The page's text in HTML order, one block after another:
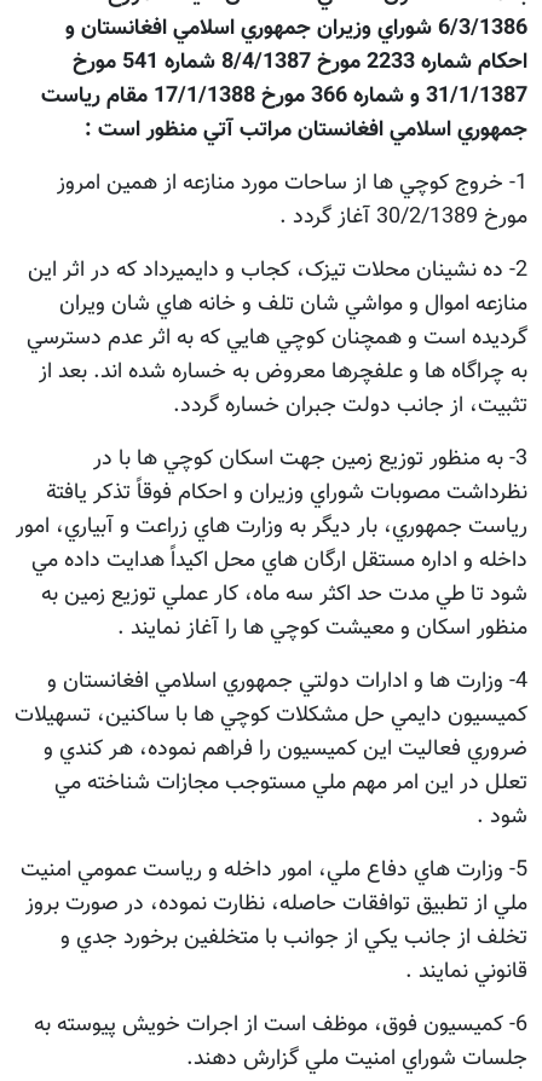
6/3/1386 شوراي وزيران جمهوري اسلامي افغانستان و
احکام شماره 2233 مورخ 8/4/1387 شماره 541 مورخ
31/1/1387 و شماره 366 مورخ 17/1/1388 مقام رياست
جمهوري اسلامي افغانستان مراتب آتي منظور است :
1- خروج کوچي ها از ساحات مورد منازعه از همين امروز
مورخ 30/2/1389 آغاز گردد .
2- ده نشينان محلات تيزک، کجاب و دايميرداد که در اثر اين
منازعه اموال و مواشي شان تلف و خانه هاي شان ويران
گرديده است و همچنان کوچي هايي که به اثر عدم دسترسي
به چراگاه ها و علفچرها معروض به خساره شده اند. بعد از
تثبيت، از جانب دولت جبران خساره گردد.
3- به منظور توزيع زمين جهت اسکان کوچي ها با در
نظرداشت مصوبات شوراي وزيران و احکام فوقاً تذکر يافتة
رياست جمهوري، بار ديگر به وزارت هاي زراعت و آبياري، امور
داخله و اداره مستقل ارگان هاي محل اکيداً هدايت داده مي
شود تا طي مدت حد اکثر سه ماه، کار عملي توزيع زمين به
منظور اسکان و معيشت کوچي ها را آغاز نمايند .
4- وزارت ها و ادارات دولتي جمهوري اسلامي افغانستان و
کميسيون دايمي حل مشکلات کوچي ها با ساکنين، تسهيلات
ضروري فعاليت اين کميسيون را فراهم نموده، هر کندي و
تعلل در اين امر مهم ملي مستوجب مجازات شناخته مي
شود .
5- وزارت هاي دفاع ملي، امور داخله و رياست عمومي امنيت
ملي از تطبيق توافقات حاصله، نظارت نموده، در صورت بروز
تخلف از جانب يکي از جوانب با متخلفين برخورد جدي و
قانوني نمايند .
6- کميسيون فوق، موظف است از اجرات خويش پيوسته به
جلسات شوراي امنيت ملي گزارش دهند.